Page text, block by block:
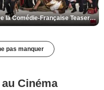
De la Comédie-Française Teaser VF
pas manquer
Cinéma